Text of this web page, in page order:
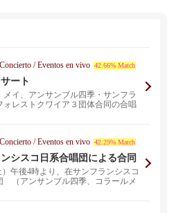
Concierto / Eventos en vivo 42.66% Match
ート
メイ、アンサンブル四季・サンフラ
ォレストクワイア３団体合同の合唱
Concierto / Eventos en vivo 42.29% Match
シスコ日系合唱団による合同
）午後4時より、在サンフランシスコ
（アンサンブル四季、コラールメ